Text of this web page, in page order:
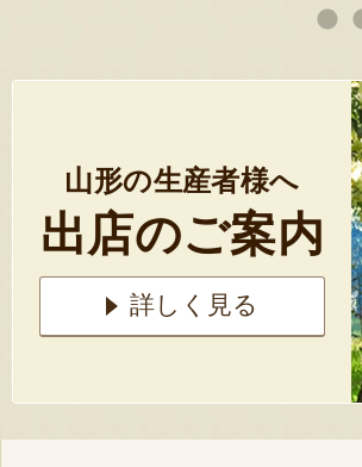
山形の生産者様へ
出店のご案内
詳しく見る